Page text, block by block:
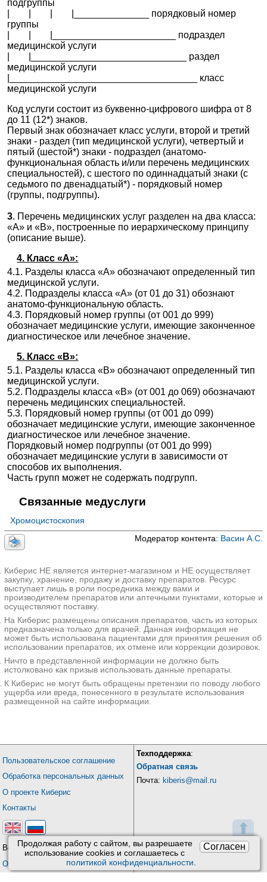
⬆
Согласен
Продолжая работу с сайтом, вы разрешаете
использование сookies и соглашаетесь с
политикой конфиденциальности.
подгруппы
| | | |______________ порядковый номер
группы
| | |_______________________ подраздел
медицинской услуги
| |_____________________________ раздел
медицинской услуги
|___________________________________ класс
медицинской услуги
Код услуги состоит из буквенно-цифрового шифра от 8
до 11 (12*) знаков.
Первый знак обозначает класс услуги, второй и третий
знаки - раздел (тип медицинской услуги), четвертый и
пятый (шестой*) знаки - подраздел (анатомо-
функциональная область и/или перечень медицинских
специальностей), с шестого по одиннадцатый знаки (с
седьмого по двенадцатый*) - порядковый номер
(группы, подгруппы).
3. Перечень медицинских услуг разделен на два класса:
«А» и «В», построенные по иерархическому принципу
(описание выше).
4. Класс «А»:
4.1. Разделы класса «А» обозначают определенный тип
медицинской услуги.
4.2. Подразделы класса «А» (от 01 до 31) обознают
анатомо-функциональную область.
4.3. Порядковый номер группы (от 001 до 999)
обозначает медицинские услуги, имеющие законченное
диагностическое или лечебное значение.
5. Класс «B»:
5.1. Разделы класса «В» обозначают определенный тип
медицинской услуги.
5.2. Подразделы класса «В» (от 001 до 069) обозначают
перечень медицинских специальностей.
5.3. Порядковый номер группы (от 001 до 099)
обозначает медицинские услуги, имеющие законченное
диагностическое или лечебное значение.
Порядковый номер подгруппы (от 001 до 999)
обозначает медицинские услуги в зависимости от
способов их выполнения.
Часть групп может не содержать подгрупп.
Связанные медуслуги
Хромоцистоскопия
Модератор контента: Васин А.С.
Киберис НЕ является интернет-магазином и НЕ осуществляет
закупку, хранение, продажу и доставку препаратов. Ресурс
выступает лишь в роли посредника между вами и
производителем препаратов или аптечными пунктами, которые и
осуществляют поставку.
На Киберис размещены описания препаратов, часть из которых
предназначена только для врачей. Данная информация не
может быть использована пациентами для принятия решения об
использовании препаратов, их отмене или коррекции дозировок.
Ничто в представленной информации не должно быть
истолковано как призыв использовать данные препараты.
К Киберис не могут быть обращены претензии по поводу любого
ущерба или вреда, понесенного в результате использования
размещенной на сайте информации.
Пользовательское соглашение
Обработка персональных данных
О проекте Киберис
Контакты
Версия: 4.9
Обновления
Техподдержка:
Обратная связь
Почта: kiberis@mail.ru